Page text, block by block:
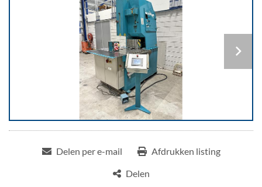
Delen per e-mail
Afdrukken listing
Delen